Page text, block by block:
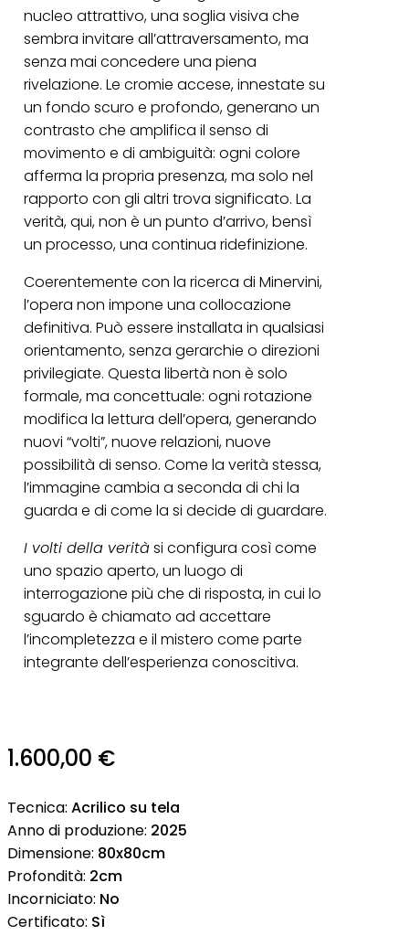
nucleo attrattivo, una soglia visiva che
sembra invitare all’attraversamento, ma
senza mai concedere una piena
rivelazione. Le cromie accese, innestate su
un fondo scuro e profondo, generano un
contrasto che amplifica il senso di
movimento e di ambiguità: ogni colore
afferma la propria presenza, ma solo nel
rapporto con gli altri trova significato. La
verità, qui, non è un punto d’arrivo, bensì
un processo, una continua ridefinizione.
Coerentemente con la ricerca di Minervini,
l’opera non impone una collocazione
definitiva. Può essere installata in qualsiasi
orientamento, senza gerarchie o direzioni
privilegiate. Questa libertà non è solo
formale, ma concettuale: ogni rotazione
modifica la lettura dell’opera, generando
nuovi “volti”, nuove relazioni, nuove
possibilità di senso. Come la verità stessa,
l’immagine cambia a seconda di chi la
guarda e di come la si decide di guardare.
I volti della veritàsi configura così come
uno spazio aperto, un luogo di
interrogazione più che di risposta, in cui lo
sguardo è chiamato ad accettare
l’incompletezza e il mistero come parte
integrante dell’esperienza conoscitiva.
1.600,00 €
Tecnica: Acrilico su tela
Anno di produzione: 2025
Dimensione: 80x80cm
Profondità: 2cm
Incorniciato: No
Certificato: Sì